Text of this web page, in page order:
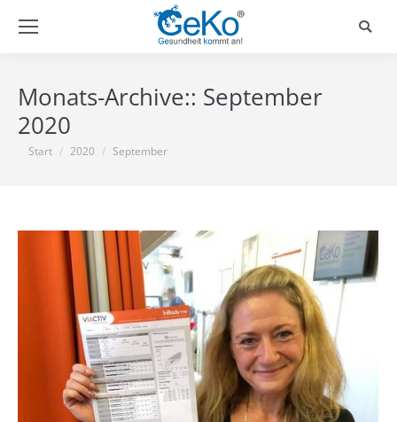
Monats-Archive:: September
2020
Sie befinden sich hier:
Start 2020 September